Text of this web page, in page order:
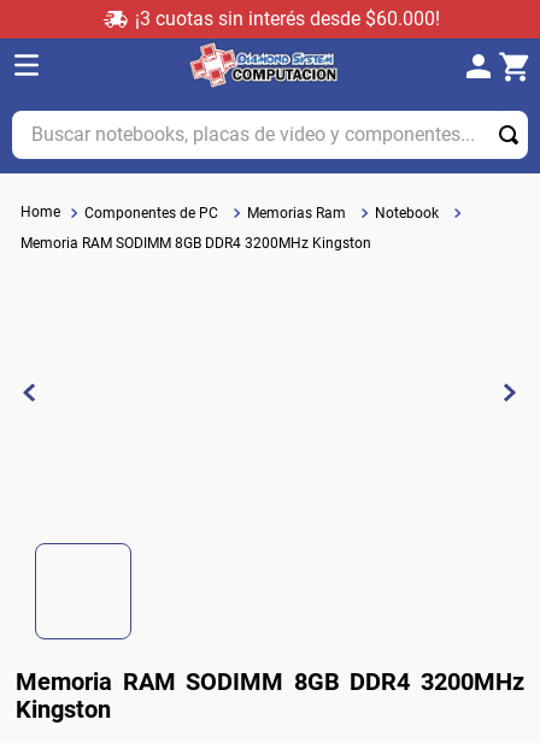
¡3 cuotas sin interés desde $60.000!
Buscar notebooks, placas de video y componentes...
Componentes de PC Memorias Ram
Notebook
Memoria RAM SODIMM 8GB DDR4 3200MHz Kingston
Memoria RAM SODIMM 8GB DDR4 3200MHz
Kingston